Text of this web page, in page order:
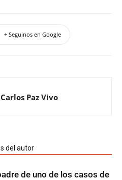
+ Seguinos en Google
Paz Vivo
del autor
de uno de los casos de